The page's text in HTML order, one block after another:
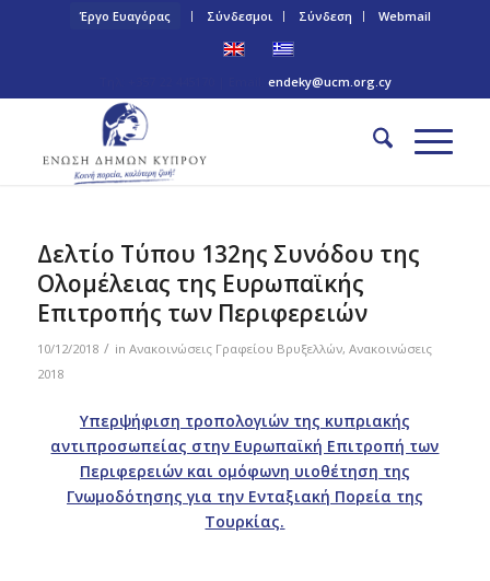
Έργο Ευαγόρας Σύνδεσμοι Σύνδεση Webmail
endeky@ucm.org.cy
Δελτίο Τύπου 132ης Συνόδου της
Ολομέλειας της Ευρωπαϊκής
Επιτροπής των Περιφερειών
10/12/2018 / in Ανακοινώσεις Γραφείου Βρυξελλών, Ανακοινώσεις
2018
Υπερψήφιση τροπολογιών της κυπριακής
αντιπροσωπείας στην Ευρωπαϊκή Επιτροπή των
Περιφερειών και ομόφωνη υιοθέτηση της
Γνωμοδότησης για την Ενταξιακή Πορεία της
Τουρκίας.